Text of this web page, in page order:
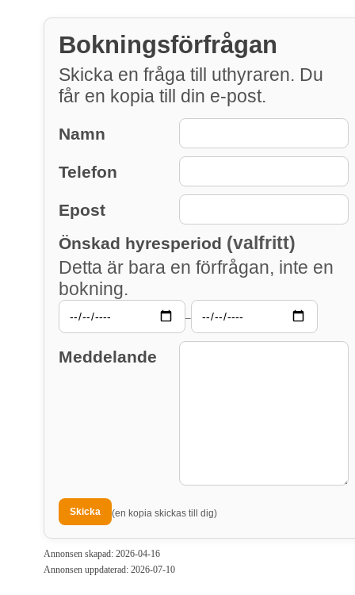
Bokningsförfrågan
Skicka en fråga till uthyraren. Du
får en kopia till din e-post.
Namn
Telefon
Epost
Önskad hyresperiod (valfritt)
Detta är bara en förfrågan, inte en
bokning.
–
Meddelande
(en kopia skickas till dig)
Annonsen skapad: 2026-04-16
Annonsen uppdaterad: 2026-07-10